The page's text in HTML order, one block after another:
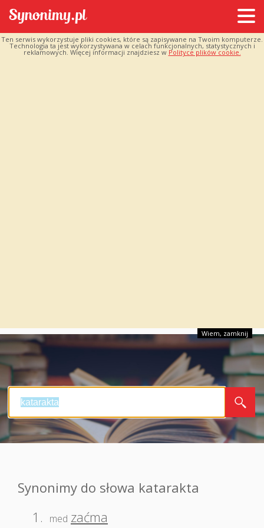
Ten serwis wykorzystuje pliki cookies, które są zapisywane na Twoim komputerze.
Technologia ta jest wykorzystywana w celach funkcjonalnych, statystycznych i
reklamowych. Więcej informacji znajdziesz w Polityce plików cookie.
Wiem, zamknij
Synonimy do słowa katarakta
1.
med zaćma